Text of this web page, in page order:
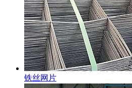
铁丝网片